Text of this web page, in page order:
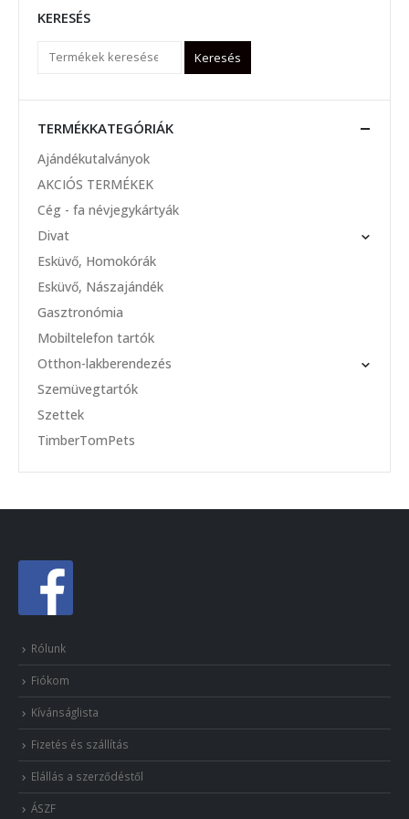
KERESÉS
Keresés
TERMÉKKATEGÓRIÁK
Ajándékutalványok
AKCIÓS TERMÉKEK
Cég - fa névjegykártyák
Divat
Esküvő, Homokórák
Esküvő, Nászajándék
Gasztronómia
Mobiltelefon tartók
Otthon-lakberendezés
Szemüvegtartók
Szettek
TimberTomPets
Rólunk
Fiókom
Kívánságlista
Fizetés és szállítás
Elállás a szerződéstől
ÁSZF